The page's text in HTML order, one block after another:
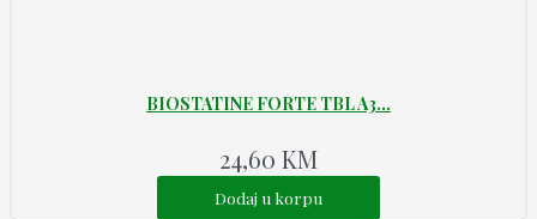
BIOSTATINE FORTE TBL A3...
24,60 KM
Dodaj u korpu